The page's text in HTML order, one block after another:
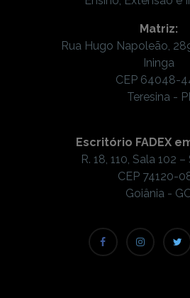
Matriz:
Rua Hugo Napoleão,
Ininga
CEP 64048-
Teresina - PI
Escritório FADEX
R. 18, 110, Sala 102
CEP 74120-
Goiânia -